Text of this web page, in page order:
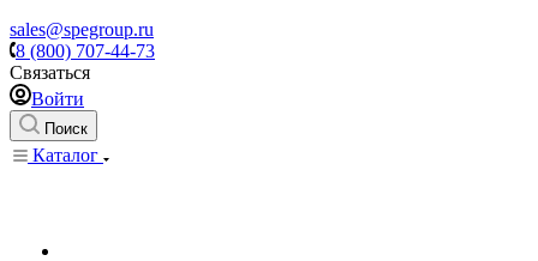
sales@spegroup.ru
8 (800) 707-44-73
Связаться
Войти
Поиск
Каталог